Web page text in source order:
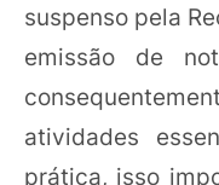
suspenso pela
emissão de
atividades
prática, isso